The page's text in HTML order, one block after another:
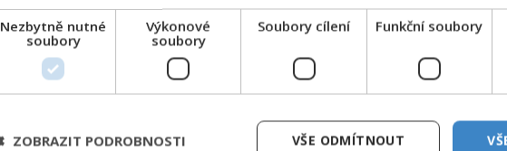
Nezbytně nutné
soubory
Výkonové
soubory
Soubory cílení Funkční soubory
VŠE ODMÍTNOUT
ZOBRAZIT PODROBNOSTI